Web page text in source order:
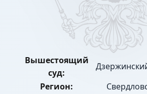
Вышестоящий
суд:
Регион: